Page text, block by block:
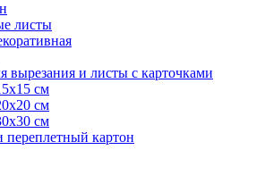
листы
вырезания и листы с карточками
см
см
см
картон